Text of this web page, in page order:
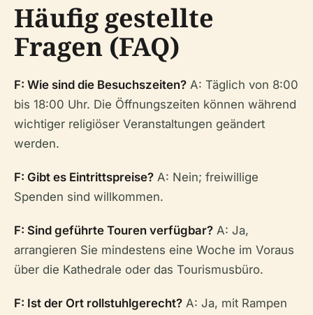
Häufig gestellte
Fragen (FAQ)
F: Wie sind die Besuchszeiten? A: Täglich von 8:00
bis 18:00 Uhr. Die Öffnungszeiten können während
wichtiger religiöser Veranstaltungen geändert
werden.
F: Gibt es Eintrittspreise? A: Nein; freiwillige
Spenden sind willkommen.
F: Sind geführte Touren verfügbar? A: Ja,
arrangieren Sie mindestens eine Woche im Voraus
über die Kathedrale oder das Tourismusbüro.
F: Ist der Ort rollstuhlgerecht? A: Ja, mit Rampen